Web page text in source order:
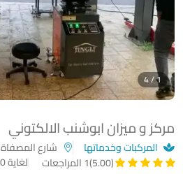
مركز و ميزان ابوشنب الالكتوني
المركبات وخدماتها شارع المصفاة
(5.00)
1 المراجعات لغاية 50% تخفيض
1 / 4